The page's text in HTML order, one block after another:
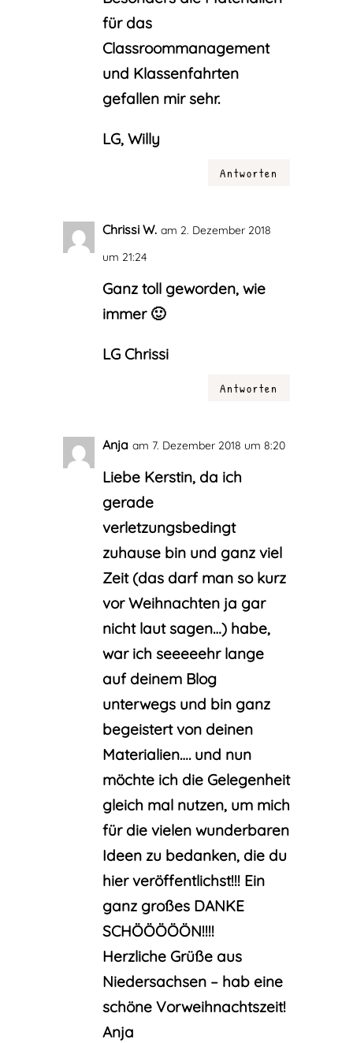
für das
Classroommanagement
und Klassenfahrten
gefallen mir sehr.
LG, Willy
Antworten
Chrissi W. am 2. Dezember 2018
um 21:24
Ganz toll geworden, wie
immer 🙂
LG Chrissi
Antworten
Anja am 7. Dezember 2018 um 8:20
Liebe Kerstin, da ich
gerade
verletzungsbedingt
zuhause bin und ganz viel
Zeit (das darf man so kurz
vor Weihnachten ja gar
nicht laut sagen…) habe,
war ich seeeeehr lange
auf deinem Blog
unterwegs und bin ganz
begeistert von deinen
Materialien…. und nun
möchte ich die Gelegenheit
gleich mal nutzen, um mich
für die vielen wunderbaren
Ideen zu bedanken, die du
hier veröffentlichst!!! Ein
ganz großes DANKE
SCHÖÖÖÖÖN!!!!
Herzliche Grüße aus
Niedersachsen – hab eine
schöne Vorweihnachtszeit!
Anja